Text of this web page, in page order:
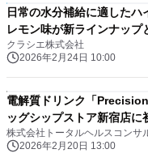
日常の水分補給に適したハ
レモン味が新ラインナップ
クラシエ株式会社
2026年2月24日 10:00
電解質ドリンク「
ッグシップストア新宿店に
株式会社トータルヘルスコンサ
2026年2月20日 13:00